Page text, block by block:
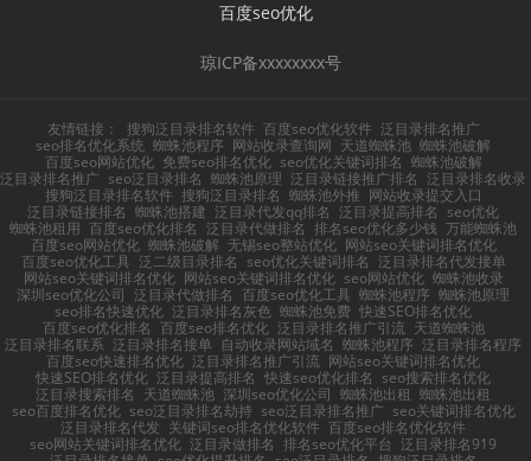
百度seo优化
琼ICP备xxxxxxxx号
友情链接： 搜狗泛目录排名软件 百度seo优化软件 泛目录排名推广
seo排名优化系统 蜘蛛池程序 网站收录查询网 天道蜘蛛池 蜘蛛池破解
百度seo网站优化 免费seo排名优化 seo优化关键词排名 蜘蛛池破解
泛目录排名推广 seo泛目录排名 蜘蛛池原理 泛目录链接推广排名 泛目录排名收录
搜狗泛目录排名软件 搜狗泛目录排名 蜘蛛池外推 网站收录提交入口
泛目录链接排名 蜘蛛池搭建 泛目录代发qq排名 泛目录提高排名 seo优化
蜘蛛池租用 百度seo优化排名 泛目录代做排名 排名seo优化多少钱 万能蜘蛛池
百度seo网站优化 蜘蛛池破解 无锡seo整站优化 网站seo关键词排名优化
百度seo优化工具 泛二级目录排名 seo优化关键词排名 泛目录排名代发接单
网站seo关键词排名优化 网站seo关键词排名优化 seo网站优化 蜘蛛池收录
深圳seo优化公司 泛目录代做排名 百度seo优化工具 蜘蛛池程序 蜘蛛池原理
seo排名快速优化 泛目录排名灰色 蜘蛛池免费 快速SEO排名优化
百度seo优化排名 百度seo排名优化 泛目录排名推广引流 天道蜘蛛池
泛目录排名联系 泛目录排名接单 自动收录网站域名 蜘蛛池程序 泛目录排名程序
百度seo快速排名优化 泛目录排名推广引流 网站seo关键词排名优化
快速SEO排名优化 泛目录提高排名 快速seo优化排名 seo搜索排名优化
泛目录搜索排名 天道蜘蛛池 深圳seo优化公司 蜘蛛池出租 蜘蛛池出租
seo百度排名优化 seo泛目录排名劫持 seo泛目录排名推广 seo关键词排名优化
泛目录排名代发 关键词seo排名优化软件 百度seo排名优化软件
seo网站关键词排名优化 泛目录做排名 排名seo优化平台 泛目录排名919